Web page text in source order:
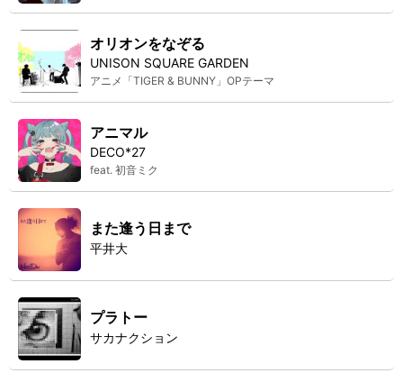
オリオンをなぞる
UNISON SQUARE GARDEN
アニメ「TIGER & BUNNY」OPテーマ
アニマル
DECO*27
feat. 初音ミク
また逢う日まで
平井大
プラトー
サカナクション